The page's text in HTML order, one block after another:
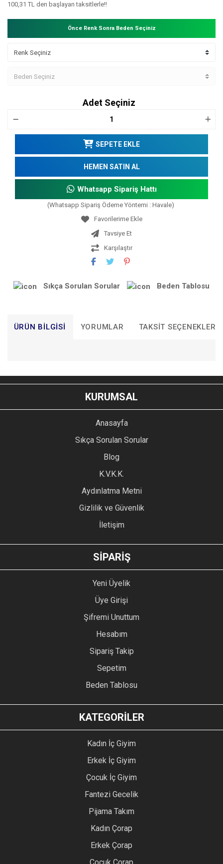
100,31 TL den başlayan taksitlerle!!
Önce Renk Sonra Beden Seçiniz
Adet Seçiniz
SEPETE EKLE
HEMEN SATIN AL
Whatsapp Sipariş Hattı
(Whatsapp Sipariş Ödeme Yöntemi : Havale)
Tavsiye Et
Karşılaştır
Sıkça Sorulan Sorular Beden Tablosu
ÜRÜN BILGISI YORUMLAR TAKSIT SEÇENEKLERI
YORUM YAZ
Bu ürünün fiyat bilgisi, resim, ürün açıklamalarında ve diğer
konularda yetersiz gördüğünüz noktaları öneri formunu
kullanarak tarafımıza iletebilirsiniz.
Ürün resmi kalitesiz, bozuk veya görüntülenemiyor.
Ürün açıklamasında eksik bilgiler bulunuyor.
Ürün bilgilerinde hatalar bulunuyor.
Ürün fiyatı diğer sitelerden daha pahalı.
GÖNDER
KURUMSAL
Anasayfa
Sıkça Sorulan Sorular
Blog
K.V.K.K.
Aydınlatma Metni
Gizlilik ve Güvenlik
İletişim
SİPARİŞ
Yeni Üyelik
Üye Girişi
Şifremi Unuttum
Hesabım
Sipariş Takip
Sepetim
Beden Tablosu
KATEGORİLER
Kadın İç Giyim
Erkek İç Giyim
Çocuk İç Giyim
Fantezi Gecelik
Pijama Takım
Kadın Çorap
Erkek Çorap